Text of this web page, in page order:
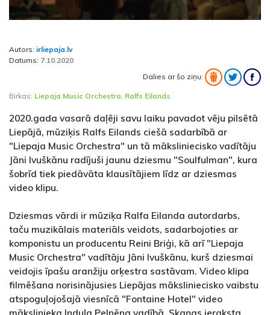
Autors: irliepaja.lv
Datums: 7.10.2020
Dalies ar šo ziņu:
Birkas: Liepaja Music Orchestra Ralfs Eilands
2020.gada vasarā daļēji savu laiku pavadot vēju pilsētā
Liepājā, mūziķis Ralfs Eilands ciešā sadarbībā ar
"Liepaja Music Orchestra" un tā māksliniecisko vadītāju
Jāni Ivuškānu radījuši jaunu dziesmu "Soulfulman", kura
šobrīd tiek piedāvāta klausītājiem līdz ar dziesmas
video klipu.
Dziesmas vārdi ir mūziķa Ralfa Eilanda autordarbs,
taču muzikālais materiāls veidots, sadarbojoties ar
komponistu un producentu Reini Briģi, kā arī "Liepaja
Music Orchestra" vadītāju Jāni Ivuškānu, kurš dziesmai
veidojis īpašu aranžiju orķestra sastāvam. Video klipa
filmēšana norisinājusies Liepājas māksliniecisko vaibstu
atspoguļojošajā viesnīcā "Fontaine Hotel" video
mākslinieka Induļa Pelnēna vadībā. Skaņas ieraksta